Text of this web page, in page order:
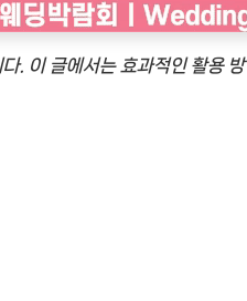
. 이 글에서는 효과적인 활용 방